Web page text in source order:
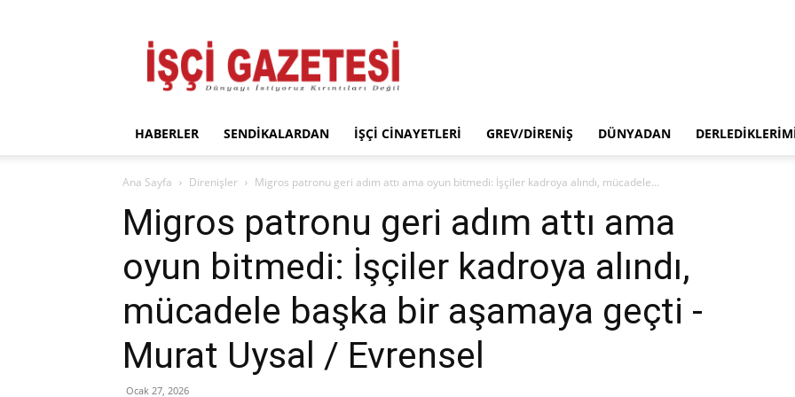
Gazetesi
HABERLER SENDIKALARDAN İŞÇI CINAYETLERI GREV/DIRENIŞ DÜNYADAN
Ana Sayfa Direnişler Migros patronu geri adım attı ama oyun bitmedi: İşçiler kadroya alındı, mücadele...
Migros patronu geri adım attı ama
oyun bitmedi: İşçiler kadroya alındı,
mücadele başka bir aşamaya geçti -
Murat Uysal / Evrensel
Ocak 27, 2026